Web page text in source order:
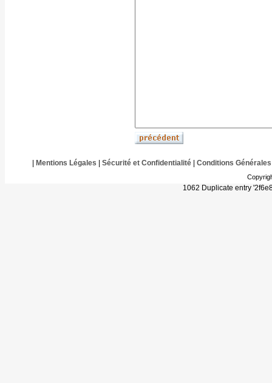
Mentions Légales Sécurité et Confidentialité| Conditions Générales
1062 Duplicate entry